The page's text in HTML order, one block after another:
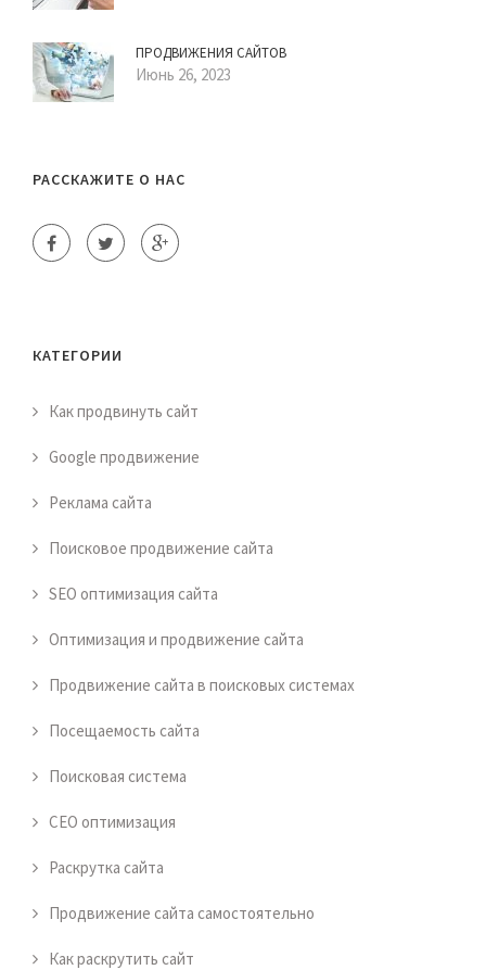
ПРОДВИЖЕНИЯ САЙТОВ
Июнь 26, 2023
РАССКАЖИТЕ О НАС
КАТЕГОРИИ
Как продвинуть сайт
Google продвижение
Реклама сайта
Поисковое продвижение сайта
SEO оптимизация сайта
Оптимизация и продвижение сайта
Продвижение сайта в поисковых системах
Посещаемость сайта
Поисковая система
СЕО оптимизация
Раскрутка сайта
Продвижение сайта самостоятельно
Как раскрутить сайт